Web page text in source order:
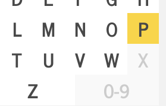
L M N O
P
T U V W
X
Z 0-9